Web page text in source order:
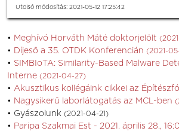
Utolsó módosítás: 2021-05-12 17:25:42
Meghívó Horváth Máté doktorjelölt
Díjeső a 35. OTDK Konferencián (2021-
SIMBIoTA: Similarity-Based Malware
Interne (2021-04-27)
Akusztikus kollégáink cikkei az
Nagysikerű laborlátogatás az MCL-ben
Gyászolunk (2021-04-21)
Paripa Szakmai Est - 2021. április 28.,